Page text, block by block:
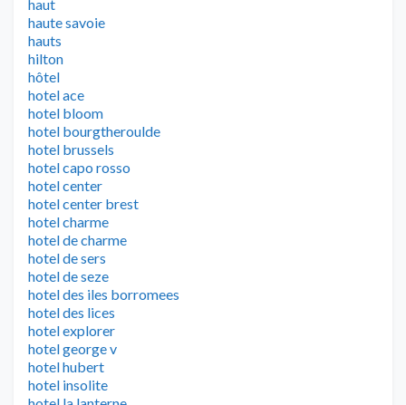
haut
haute savoie
hauts
hilton
hôtel
hotel ace
hotel bloom
hotel bourgtheroulde
hotel brussels
hotel capo rosso
hotel center
hotel center brest
hotel charme
hotel de charme
hotel de sers
hotel de seze
hotel des iles borromees
hotel des lices
hotel explorer
hotel george v
hotel hubert
hotel insolite